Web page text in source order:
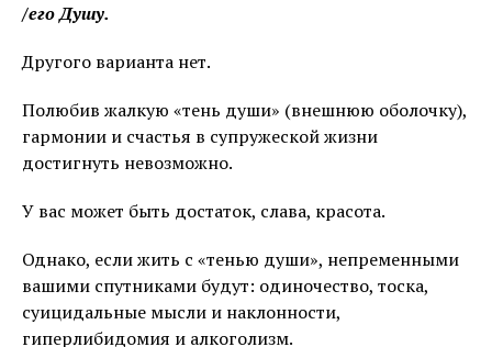
/его Душу.
Другого варианта нет.
Полюбив жалкую «тень души» (внешнюю оболочку),
гармонии и счастья в супружеской жизни
достигнуть невозможно.
У вас может быть достаток, слава, красота.
Однако, если жить с «тенью души», непременными
вашими спутниками будут: одиночество, тоска,
суицидальные мысли и наклонности,
гиперлибидомия и алкоголизм.